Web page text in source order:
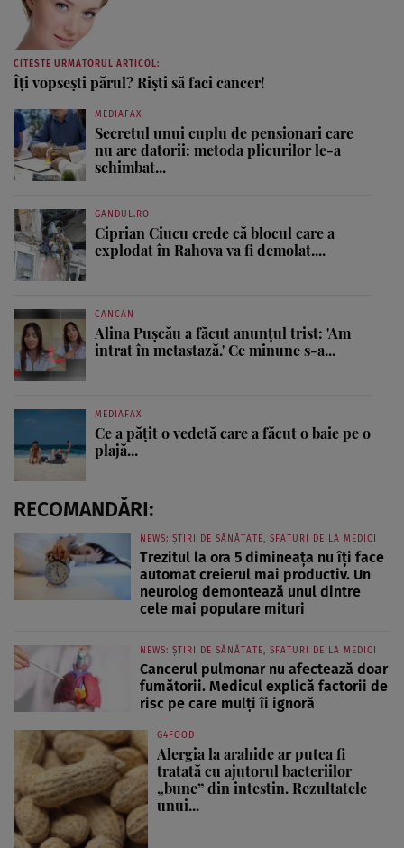
CITESTE URMATORUL ARTICOL:
Îţi vopseşti părul? Rişti să faci cancer!
MEDIAFAX
Secretul unui cuplu de pensionari care
nu are datorii: metoda plicurilor le-a
schimbat...
GANDUL.RO
Ciprian Ciucu crede că blocul care a
explodat în Rahova va fi demolat....
CANCAN
Alina Pușcău a făcut anunțul trist: 'Am
intrat în metastază.' Ce minune s-a...
MEDIAFAX
Ce a pățit o vedetă care a făcut o baie pe o
plajă...
RECOMANDĂRI:
NEWS: ȘTIRI DE SĂNĂTATE, SFATURI DE LA MEDICI
Trezitul la ora 5 dimineața nu îți face
automat creierul mai productiv. Un
neurolog demontează unul dintre
cele mai populare mituri
NEWS: ȘTIRI DE SĂNĂTATE, SFATURI DE LA MEDICI
Cancerul pulmonar nu afectează doar
fumătorii. Medicul explică factorii de
risc pe care mulți îi ignoră
G4FOOD
Alergia la arahide ar putea fi
tratată cu ajutorul bacteriilor
„bune” din intestin. Rezultatele
unui...